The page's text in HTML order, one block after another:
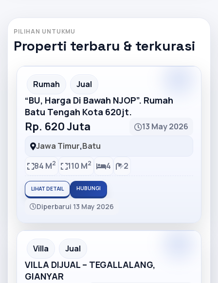
PILIHAN UNTUKMU
Properti terbaru & terkurasi
Partner Ad
Rumah Jual
“BU, Harga Di Bawah NJOP”. Rumah
Batu Tengah Kota 620jt.
Rp. 620 Juta
13 May 2026
Jawa Timur,Batu
84 M2 110 M2 4 2
LIHAT DETAIL HUBUNGI
Diperbarui 13 May 2026
Partner Ad
Villa Jual
VILLA DIJUAL – TEGALLALANG,
GIANYAR